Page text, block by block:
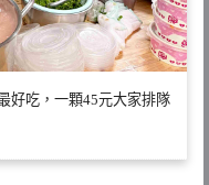
好吃，一顆45元大家排隊